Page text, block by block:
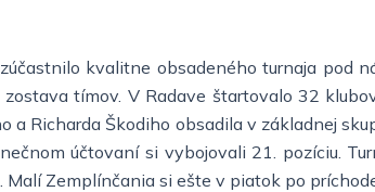
kvalitne obsadeného turnaja pod
tímov. V Radave štartovalo 32
Richarda Škodiho obsadila v základnej
účtovaní si vybojovali 21. pozíciu.
Zemplínčania si ešte v piatok po